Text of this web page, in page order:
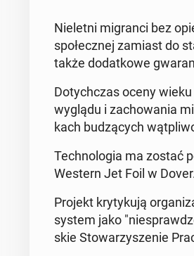
Nie­let­ni mi­gran­ci bez
spo­łecz­nej zamiast do
także do­dat­ko­we
Do­tych­czas oceny
wyglądu i za­cho­wa­nia
kach bu­dzą­cych
Tech­no­lo­gia ma zostać
Western Jet Foil w
Projekt kry­ty­ku­ją
system jako
skie Sto­wa­rzy­sze­nie